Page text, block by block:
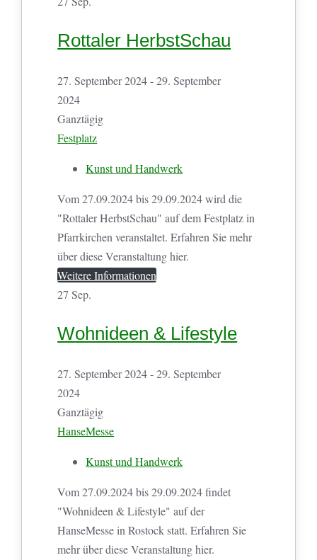
Rottaler HerbstSchau
27. September 2024 - 29. September
2024
Ganztägig
Festplatz
Kunst und Handwerk
Vom 27.09.2024 bis 29.09.2024 wird die
"Rottaler HerbstSchau" auf dem Festplatz in
Pfarrkirchen veranstaltet. Erfahren Sie mehr
über diese Veranstaltung hier.
Weitere Informationen
27 Sep.
Wohnideen & Lifestyle
27. September 2024 - 29. September
2024
Ganztägig
HanseMesse
Kunst und Handwerk
Vom 27.09.2024 bis 29.09.2024 findet
"Wohnideen & Lifestyle" auf der
HanseMesse in Rostock statt. Erfahren Sie
mehr über diese Veranstaltung hier.